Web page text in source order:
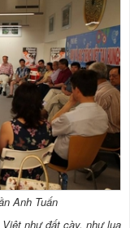
Anh Tuấn
như đất cày, như lụa